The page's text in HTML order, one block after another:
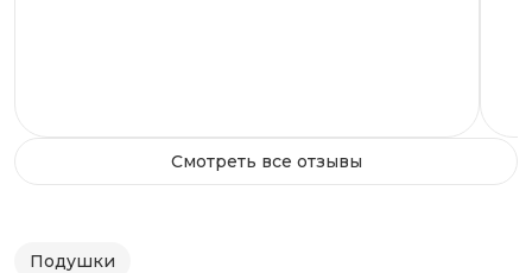
Смотреть все отзывы
Подушки